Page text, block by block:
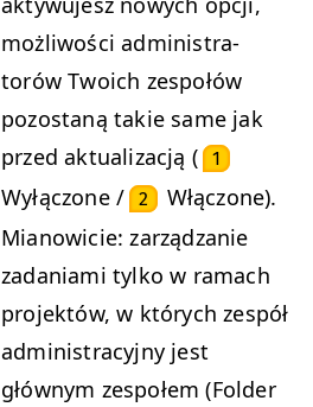
możli­woś­ci admin­is­tra­
torów Twoich zespołów
pozostaną takie same jak
przed aktu­al­iza­cją (
1
Wyłąc­zone / 2
Włąc­zone).
Mianowicie: zarządzanie
zada­ni­a­mi tylko w ramach
pro­jek­tów, w których zespół
admin­is­tra­cyjny jest
głównym zespołem (Fold­er